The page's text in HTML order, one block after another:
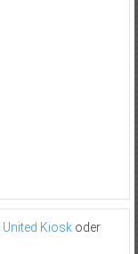
United Kioskoder